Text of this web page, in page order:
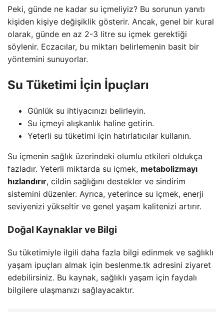
Peki, günde ne kadar su içmeliyiz? Bu sorunun yanıtı
kişiden kişiye değişiklik gösterir. Ancak, genel bir kural
olarak, günde en az 2-3 litre su içmek gerektiği
söylenir. Eczacılar, bu miktarı belirlemenin basit bir
yöntemini sunuyorlar.
Su Tüketimi İçin İpuçları
Günlük su ihtiyacınızı belirleyin.
Su içmeyi alışkanlık haline getirin.
Yeterli su tüketimi için hatırlatıcılar kullanın.
Su içmenin sağlık üzerindeki olumlu etkileri oldukça
fazladır. Yeterli miktarda su içmek, metabolizmayı
hızlandırır, cildin sağlığını destekler ve sindirim
sistemini düzenler. Ayrıca, yeterince su içmek, enerji
seviyenizi yükseltir ve genel yaşam kalitenizi artırır.
Doğal Kaynaklar ve Bilgi
Su tüketimiyle ilgili daha fazla bilgi edinmek ve sağlıklı
yaşam ipuçları almak için beslenme.tk adresini ziyaret
edebilirsiniz. Bu kaynak, sağlıklı yaşam için faydalı
bilgilere ulaşmanızı sağlayacaktır.